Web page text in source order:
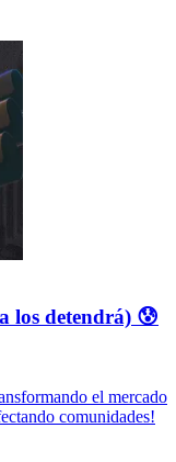
los detendrá) 😰
el mercado
comunidades!